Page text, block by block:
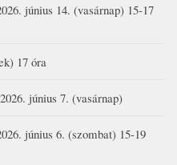
június 14. (vasárnap) 15-17
17 óra
június 7. (vasárnap)
június 6. (szombat) 15-19